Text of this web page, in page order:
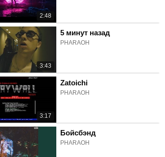
2:48
3:43
5 минут назад
PHARAOH
3:17
Zatoichi
PHARAOH
Бойсбэнд
PHARAOH